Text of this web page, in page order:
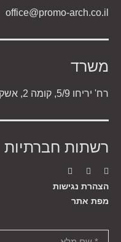
office@promo-arch.co.il
משרד
רח' יריחו 5/9, קומה 2, אשקלון
רשתות חברתיות
הצהרת נגישות
מפת אתר